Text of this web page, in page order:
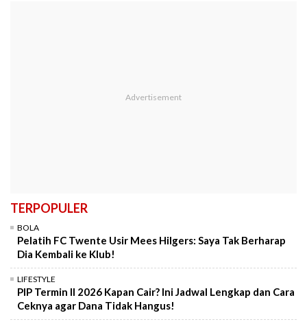
TERPOPULER
BOLA
Pelatih FC Twente Usir Mees Hilgers: Saya Tak Berharap
Dia Kembali ke Klub!
LIFESTYLE
PIP Termin II 2026 Kapan Cair? Ini Jadwal Lengkap dan Cara
Ceknya agar Dana Tidak Hangus!